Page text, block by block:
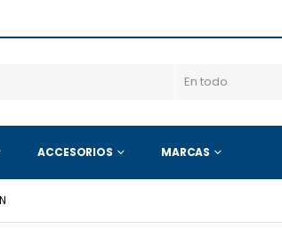
ACCESORIOS MARCAS